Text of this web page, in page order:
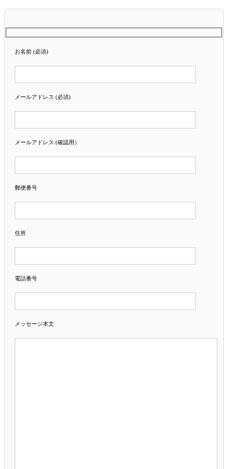
お名前 (必須)
メールアドレス (必須)
メールアドレス (確認用）
郵便番号
住所
電話番号
メッセージ本文